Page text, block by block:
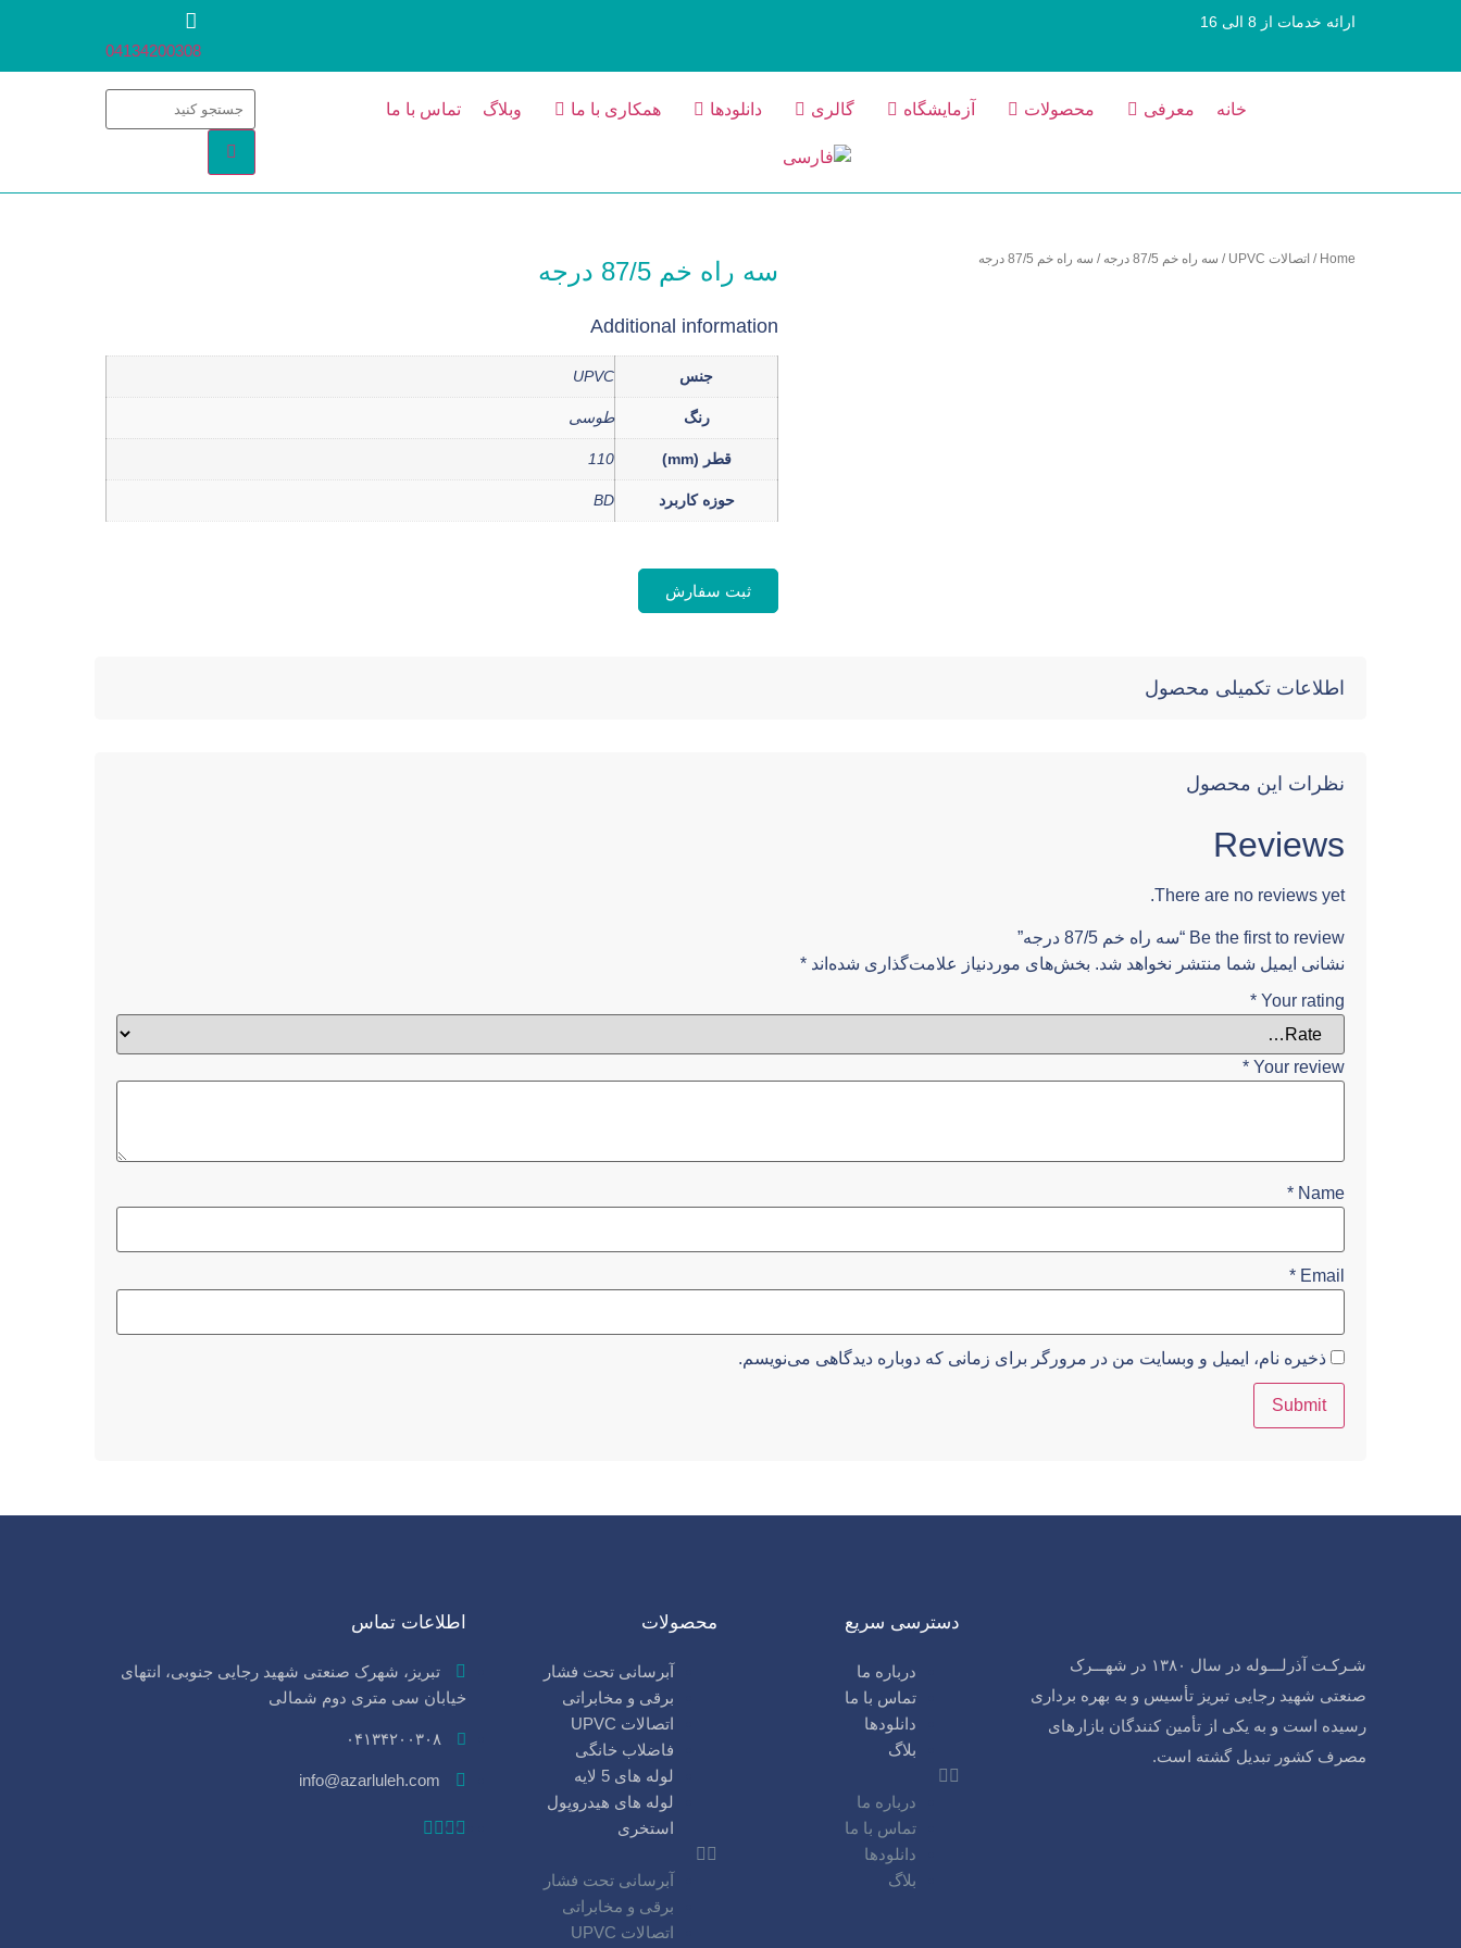
ارائه خدمات از 8 الی 16
04134200308
خانه معرفی محصولات آزمایشگاه گالری دانلودها همکاری با ما وبلاگ تماس با ما
Home
/ اتصالات UPVC / سه راه خم 87/5 درجه / سه راه خم 87/5 درجه سه راه خم 87/5 درجه
Additional information
جنس UPVC
رنگ طوسی
قطر (mm) 110
حوزه کاربرد BD
ثبت سفارش
اطلاعات تکمیلی محصول
نظرات این محصول
Reviews
There are no reviews yet.
Be the first to review “سه راه خم 87/5 درجه”
نشانی ایمیل شما منتشر نخواهد شد. بخش‌های موردنیاز علامت‌گذاری شده‌اند *
Your rating
*
Your review
*
Name
*
Email
*
ذخیره نام، ایمیل و وبسایت من در مرورگر برای زمانی که دوباره دیدگاهی می‌نویسم.
شـرکـت آذرلـــوله در سال ۱۳۸۰ در شهـــرک
صنعتی شهید رجایی تبریز تأسیس و به بهره برداری
رسیده است و به یکی از تأمین کنندگان بازارهای
مصرف کشور تبدیل گشته است.
دسترسی سریع
درباره ما
تماس با ما
دانلودها
بلاگ
درباره ما
تماس با ما
دانلودها
بلاگ
محصولات
آبرسانی تحت فشار
برقی و مخابراتی
اتصالات UPVC
فاضلاب خانگی
لوله های 5 لایه
لوله های هیدروپول
استخری
آبرسانی تحت فشار
برقی و مخابراتی
اتصالات UPVC
اطلاعات تماس
تبریز، شهرک صنعتی شهید رجایی جنوبی، انتهای
خیابان سی‌ متری دوم شمالی
۰۴۱۳۴۲۰۰۳۰۸
info@azarluleh.com